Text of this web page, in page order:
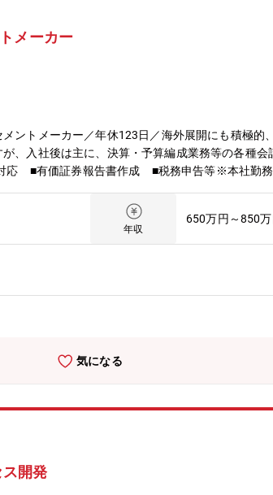
メーカー
ントメーカー／年休123日／海外展開にも積極的
、入社後は主に、決算・予算編成業務等の各種
■有価証券報告書作成 ■税務申告等※本社勤務
に勤務とは限らず、別部門で経理の経験・スキル
での体制強化の為、増員募集。【組織構成】■本
/連結決算・管理会計・税務など）と財務グルー
名＋メンバー２～４名程度のイメージです。※面
社／支店(全国8か所)／工場(6か所)、グループ会
す。https://www.taiheiyo-cement.co.jp/
でいただき、経理のスキルを高め、マネージャ
頂きたいため、基本的にはOJT中心となりますが
年収
650万円～850万
気になる
開発